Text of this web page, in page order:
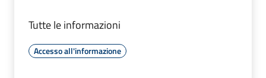
Tutte le informazioni
Accesso all'informazione